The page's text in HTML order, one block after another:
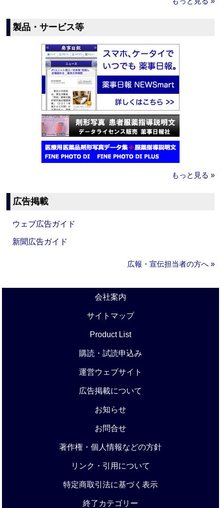
製品・サービス等
もっと見る »
広告掲載
ウェブ広告ガイド
新聞広告ガイド
広報・宣伝担当者の方へ »
会社案内
サイトマップ
Product List
購読・試読申込み
運営ウェブサイト
広告掲載について
お知らせ
お問合せ
著作権・個人情報などの方針
リンク・引用について
特定商取引法に基づく表示
終了カテゴリー